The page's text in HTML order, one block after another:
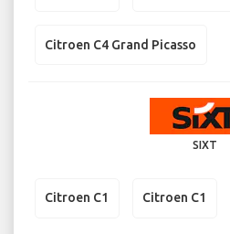
Citroen C4 Grand Picasso
SIXT
Citroen C1 Citroen C1